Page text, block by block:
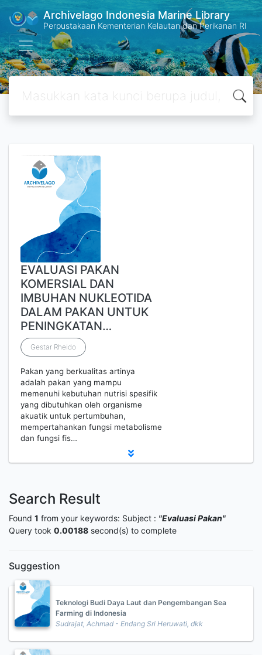
Archivelago Indonesia Marine Library
Perpustakaan Kementerian Kelautan dan Perikanan RI
EVALUASI PAKAN
KOMERSIAL DAN
IMBUHAN NUKLEOTIDA
DALAM PAKAN UNTUK
PENINGKATAN…
Gestar Rheido
Pakan yang berkualitas artinya
adalah pakan yang mampu
memenuhi kebutuhan nutrisi spesifik
yang dibutuhkan oleh organisme
akuatik untuk pertumbuhan,
mempertahankan fungsi metabolisme
dan fungsi fis…
Search Result
Found 1 from your keywords: Subject : "Evaluasi Pakan"
Query took 0.00188 second(s) to complete
Suggestion
Teknologi Budi Daya Laut dan Pengembangan Sea
Farming di Indonesia
Sudrajat, Achmad - Endang Sri Heruwati, dkk